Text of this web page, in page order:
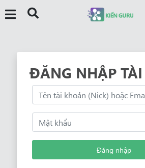
ĐĂNG NHẬP
Đăng nhập